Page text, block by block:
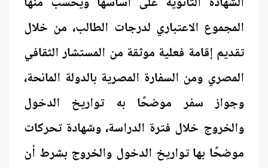
المجموع الاعتباري لدرجات الطالب، من خلال
تقديم إقامة فعلية موثقة من المستشار الثقافي
المصري ومن السفارة المصرية بالدولة المانحة،
وجواز سفر موضحًا به تواريخ الدخول
والخروج خلال فترة الدراسة، وشهادة تحركات
موضحًا بها تواريخ الدخول والخروج بشرط أن